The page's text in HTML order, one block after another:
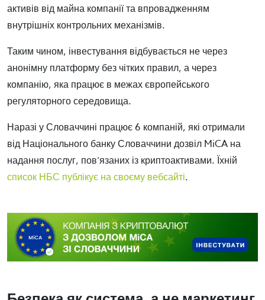
активів від майна компанії та впровадженням
внутрішніх контрольних механізмів.
Таким чином, інвестування відбувається не через
анонімну платформу без чітких правил, а через
компанію, яка працює в межах європейського
регуляторного середовища.
Наразі у Словаччині працює 6 компаній, які отримали
від Національного банку Словаччини дозвіл MiCA на
надання послуг, пов’язаних із криптоактивами. Їхній
список НБС публікує на своєму вебсайті.